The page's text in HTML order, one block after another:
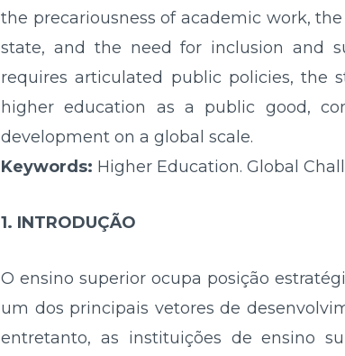
the precariousness of academic work,
state, and the need for inclusion and
requires articulated public policies, the
higher education as a public good,
development on a global scale.
Keywords: Higher Education. Global
1. INTRODUÇÃO
O ensino superior ocupa posição
um dos principais vetores de
entretanto, as instituições de ensino